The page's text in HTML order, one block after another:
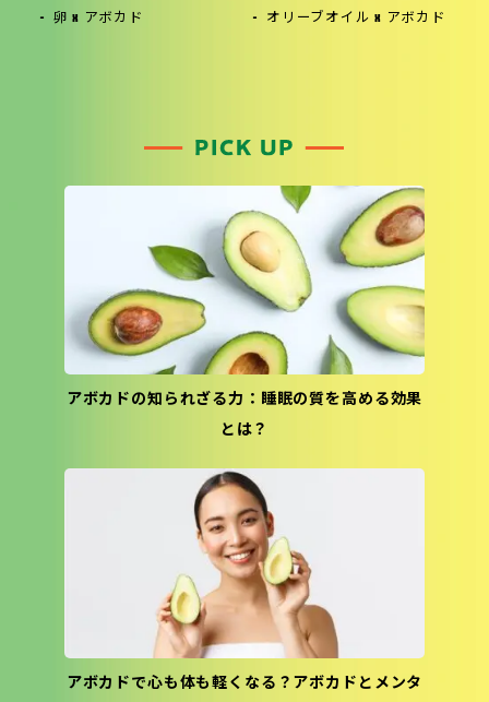
卵 x アボカド オリーブオイル x アボカド
アボカドの知られざる力：睡眠の質を高める効果
とは？
アボカドで心も体も軽くなる？アボカドとメンタ